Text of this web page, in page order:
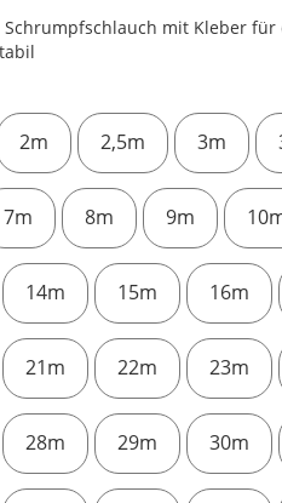
Schrumpfschlauch mit Kleber
2m 2,5m 3m
7m 8m 9m
14m 15m 16m
21m 22m 23m
28m 29m 30m